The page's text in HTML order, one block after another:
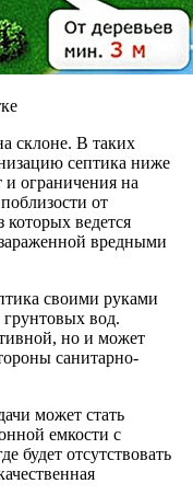
склоне. В таких
септика ниже
ограничения на
от
ведется
вредными
своими руками
вод.
но и может
санитарно-
может стать
емкости с
будет отсутствовать